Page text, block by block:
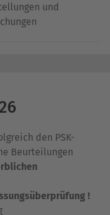
und
den PSK-
Beurteilungen
!